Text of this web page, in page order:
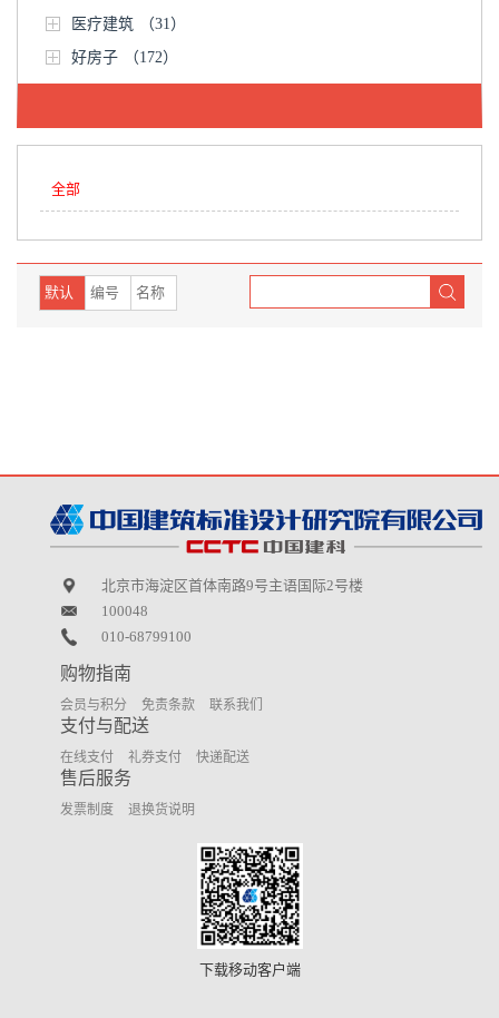
医疗建筑
（31）
好房子
（172）
全部
默认 编号 名称
北京市海淀区首体南路9号主语国际2号楼
100048
010-68799100
购物指南
会员与积分 免责条款 联系我们
支付与配送
在线支付 礼券支付 快递配送
售后服务
发票制度 退换货说明
下载移动客户端